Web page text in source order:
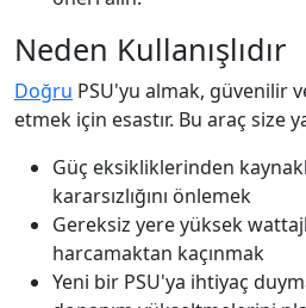
Neden Kullanışlıdır
Doğru PSU'yu almak, güvenilir
etmek için esastır. Bu araç size
Güç eksikliklerinden
kararsızlığını önlemek
Gereksiz yere yüksek
harcamaktan kaçınmak
Yeni bir PSU'ya ihtiyaç